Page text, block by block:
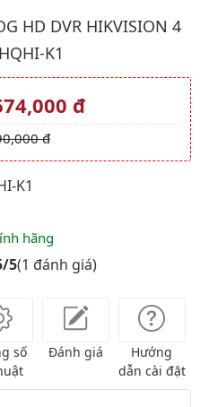
thu camera analog HD
HD DVR HIKVISION 4
K1
mãi
đ
đ
K1
hãng
5(1 đánh giá)
số
Đánh giá
Hướng
dẫn cài đặt